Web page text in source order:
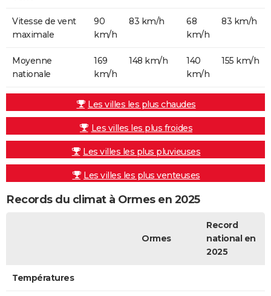
Vitesse de vent
maximale
90
km/h
83 km/h
68
km/h
83 km/h
Moyenne
nationale
169
km/h
148 km/h
140
km/h
155 km/h
Les villes les plus chaudes
Les villes les plus froides
Les villes les plus pluvieuses
Les villes les plus venteuses
Records du climat à Ormes en 2025
Ormes
Record
national en
2025
Températures